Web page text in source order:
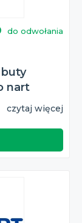
do odwołania
buty
nart
czytaj więcej